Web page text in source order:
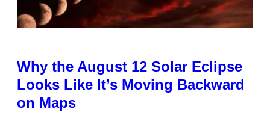
Why the August 12 Solar Eclipse
Looks Like It’s Moving Backward
on Maps